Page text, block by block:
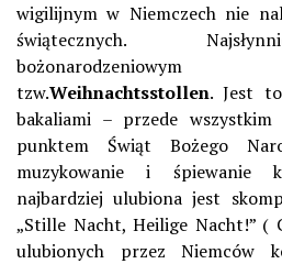
wigilijnym w Niemczech nie
świątecznych.
tzw.Weihnachtsstollen. Jest
bakaliami – przede
punktem Świąt Bożego
muzykowanie i śpiewanie
najbardziej ulubiona jest
„Stille Nacht, Heilige Nacht!” (
ulubionych przez Niemców